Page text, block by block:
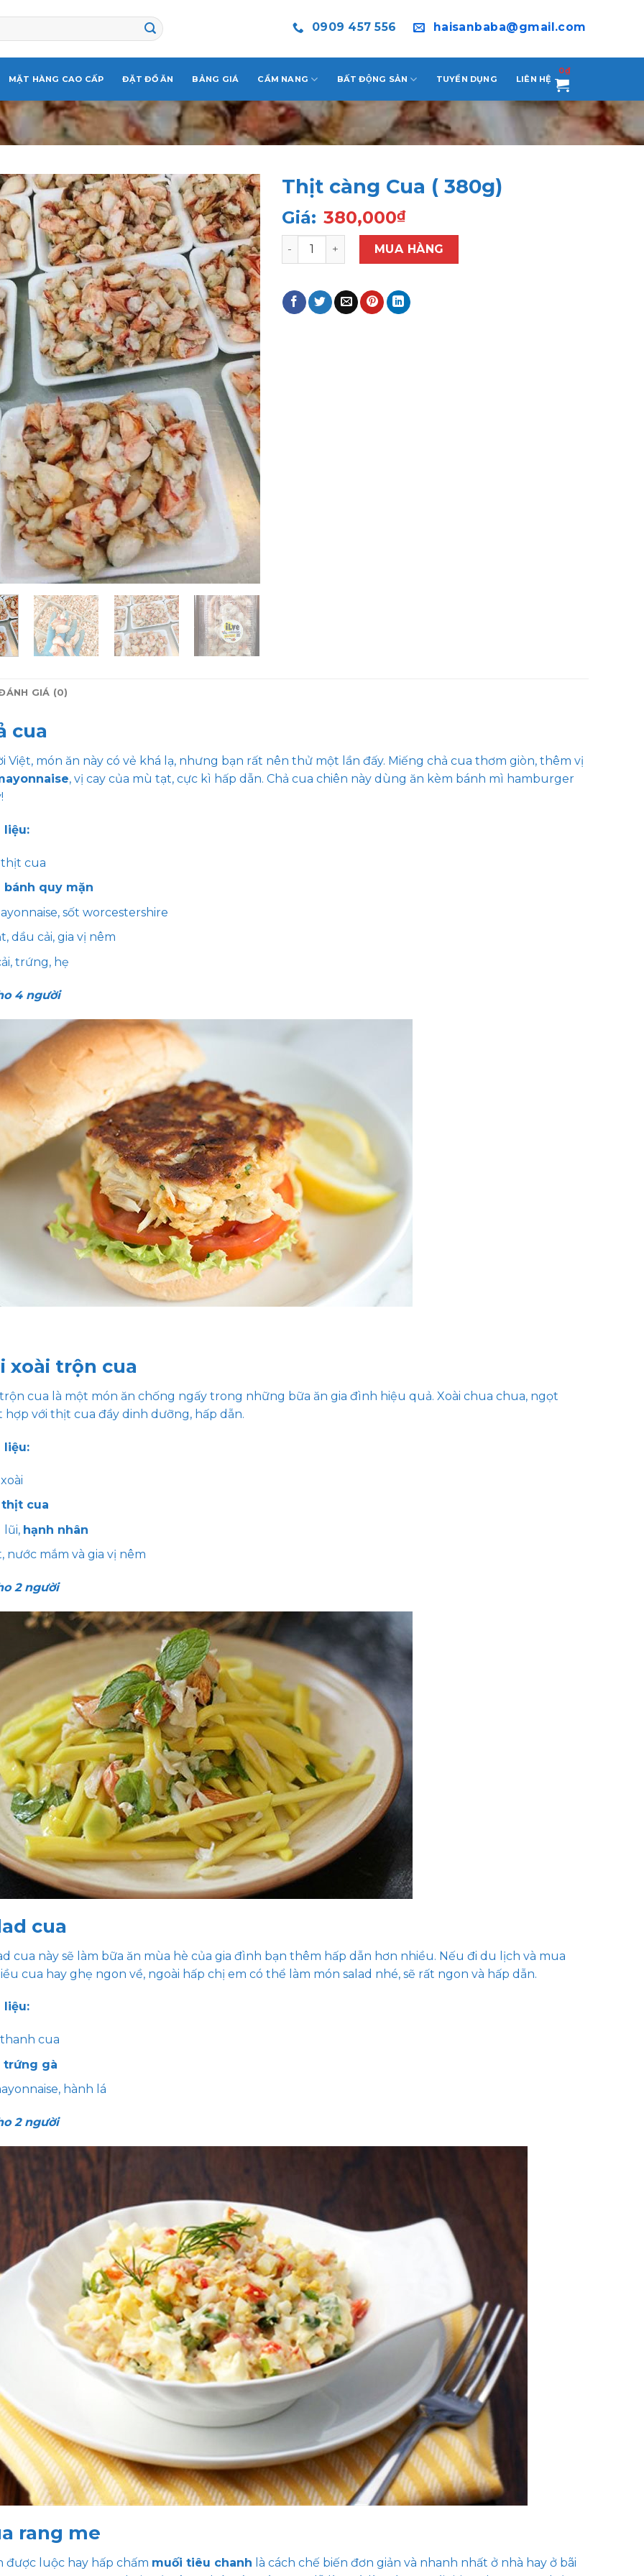
0909 457 556 haisanbaba@gmail.com
MẶT HÀNG CAO CẤP ĐẶT ĐỒ ĂN BẢNG GIÁ CẨM NANG BẤT ĐỘNG SẢN TUYỂN DỤNG LIÊN HỆ
0₫
Thịt càng Cua ( 380g)
Giá: 380,000₫
Thịt càng Cua ( 380g) số lượng
MUA HÀNG
GIÁ (0)
cua
Việt, món ăn này có vẻ khá lạ, nhưng bạn rất nên thử một lần đấy. Miếng chả cua thơm giòn, thêm vị
, vị cay của mù tạt, cực kì hấp dẫn. Chả cua chiên này dùng ăn kèm bánh mì hamburger
liệu:
cua
bánh quy mặn
sốt worcestershire
dầu cải, gia vị nêm
trứng, hẹ
4 người
xoài trộn cua
trộn cua là một món ăn chống ngấy trong những bữa ăn gia đình hiệu quả. Xoài chua chua, ngọt
với thịt cua đầy dinh dưỡng, hấp dẫn.
liệu:
thịt cua
lũi, hạnh nhân
nước mắm và gia vị nêm
2 người
cua
cua này sẽ làm bữa ăn mùa hè của gia đình bạn thêm hấp dẫn hơn nhiều. Nếu đi du lịch và mua
cua hay ghẹ ngon về, ngoài hấp chị em có thể làm món salad nhé, sẽ rất ngon và hấp dẫn.
liệu:
cua
trứng gà
hành lá
2 người
rang me
được luộc hay hấp chấm muối tiêu chanh là cách chế biến đơn giản và nhanh nhất ở nhà hay ở bãi